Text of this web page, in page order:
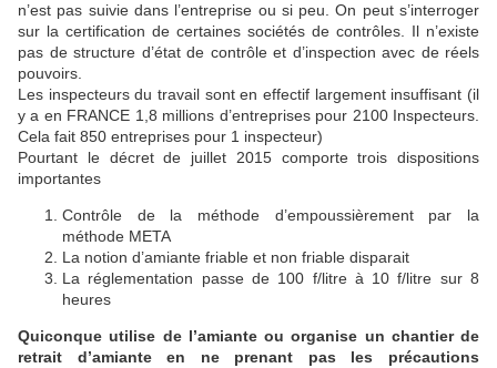
n’est pas suivie dans l’entreprise ou si peu. On peut s’interroger
sur la certification de certaines sociétés de contrôles. Il n’existe
pas de structure d’état de contrôle et d’inspection avec de réels
pouvoirs.
Les inspecteurs du travail sont en effectif largement insuffisant (il
y a en FRANCE 1,8 millions d’entreprises pour 2100 Inspecteurs.
Cela fait 850 entreprises pour 1 inspecteur)
Pourtant le décret de juillet 2015 comporte trois dispositions
importantes
Contrôle de la méthode d’empoussièrement par la
méthode META
La notion d’amiante friable et non friable disparait
La réglementation passe de 100 f/litre à 10 f/litre sur 8
heures
Quiconque utilise de l’amiante ou organise un chantier de
retrait d’amiante en ne prenant pas les précautions